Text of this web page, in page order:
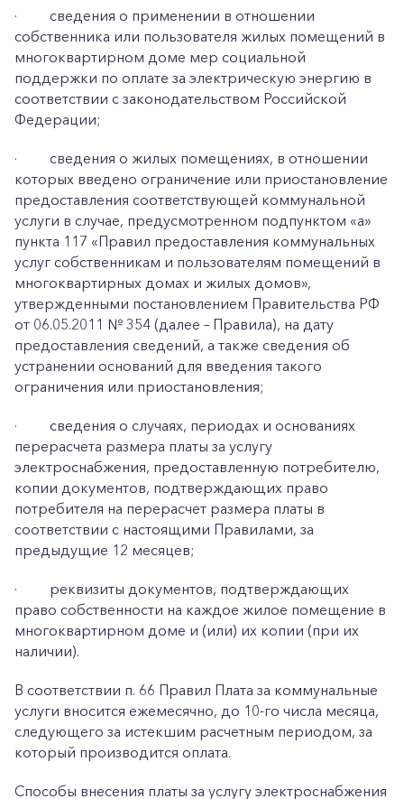
·
сведения о применении в отношении
собственника или пользователя жилых помещений в
многоквартирном доме мер социальной
поддержки по оплате за электрическую энергию в
соответствии с законодательством Российской
Федерации;
·
сведения о жилых помещениях, в отношении
которых введено ограничение или приостановление
предоставления соответствующей коммунальной
услуги в случае, предусмотренном подпунктом «а»
пункта 117 «Правил предоставления коммунальных
услуг собственникам и пользователям помещений в
многоквартирных домах и жилых домов»,
утвержденными постановлением Правительства РФ
от 06.05.2011 № 354 (далее – Правила), на дату
предоставления сведений, а также сведения об
устранении оснований для введения такого
ограничения или приостановления;
·
сведения о случаях, периодах и основаниях
перерасчета размера платы за услугу
электроснабжения, предоставленную потребителю,
копии документов, подтверждающих право
потребителя на перерасчет размера платы в
соответствии с настоящими Правилами, за
предыдущие 12 месяцев;
·
реквизиты документов, подтверждающих
право собственности на каждое жилое помещение в
многоквартирном доме и (или) их копии (при их
наличии).
В соответствии п. 66 Правил Плата за коммунальные
услуги вносится ежемесячно, до 10-го числа месяца,
следующего за истекшим расчетным периодом, за
который производится оплата.
Способы внесения платы за услугу электроснабжения